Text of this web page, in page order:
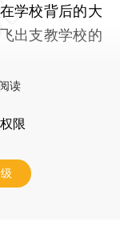
学校背后的大
出支教学校的
读
限